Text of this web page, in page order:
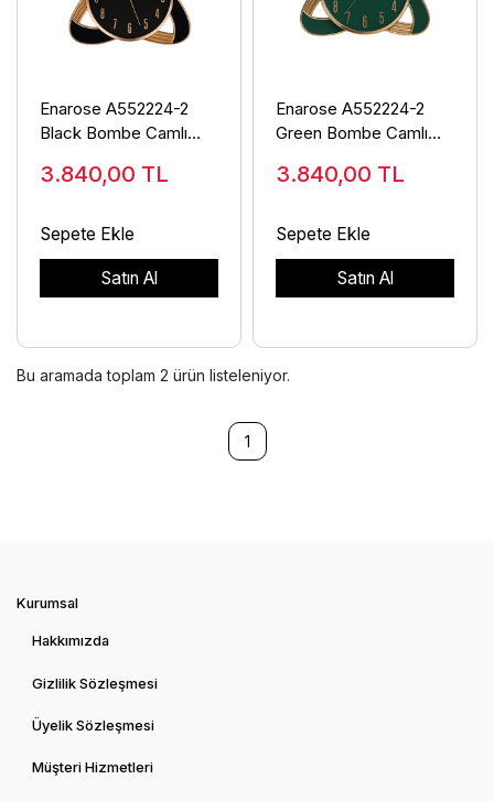
Enarose A552224-2
Black Bombe Camlı
3.840,00 TL
Sepete Ekle
Satın Al
Enarose A552224-2
Green Bombe Camlı
3.840,00 TL
Sepete Ekle
Satın Al
Bu aramada toplam 2 ürün listeleniyor.
1
Kurumsal
Hakkımızda
Gizlilik Sözleşmesi
Üyelik Sözleşmesi
Müşteri Hizmetleri